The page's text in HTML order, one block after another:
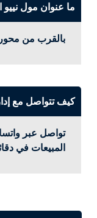
ما عنوان مول نييو
بالقرب من
كيف تتواصل مع
تواصل عبر
المبيعات في